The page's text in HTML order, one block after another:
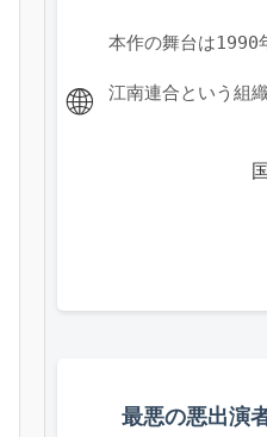
🌐
本作の舞台は1990
江南連合という組
国
最悪の悪出演